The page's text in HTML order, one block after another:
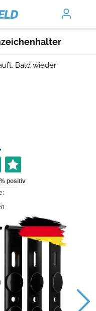
Bald wieder